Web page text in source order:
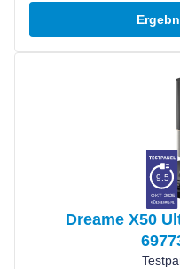
9.5
OKT 2025
Dreame X50